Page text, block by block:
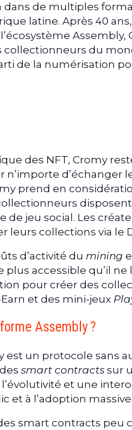
dans de multiples
latine. Après 40
Assembly,
collectionneurs du
de la numérisation
des NFT, Cromy
n’importe
prend en
de jeu social. Les
leurs collections via le
d’activité du mining
plus accessible qu’il
pour créer des
et des mini-jeux
Assembly ?
est un protocole sans
smart contracts sur
et une
et à l’adoption massive.
smart contracts peu